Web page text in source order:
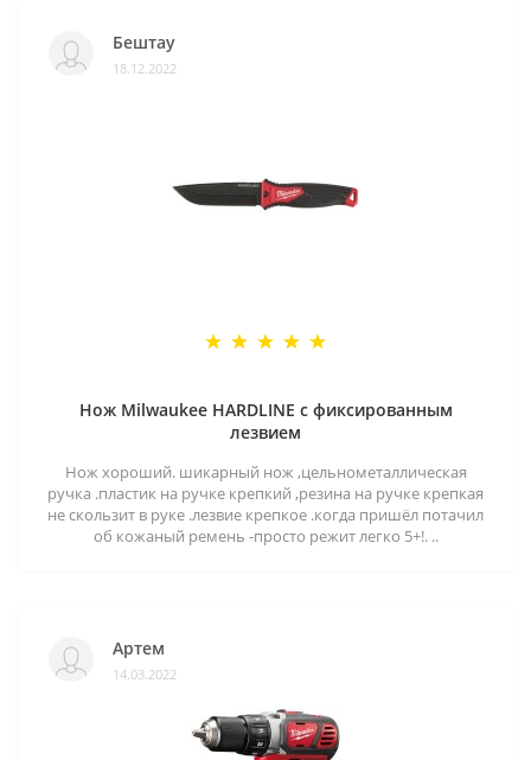
Бештау
18.12.2022
Нож Milwaukee HARDLINE с фиксированным
лезвием
Нож хороший. шикарный нож ,цельнометаллическая
ручка .пластик на ручке крепкий ,резина на ручке крепкая
не скользит в руке .лезвие крепкое .когда пришёл потачил
об кожаный ремень -просто режит легко 5+!. ..
Артем
14.03.2022